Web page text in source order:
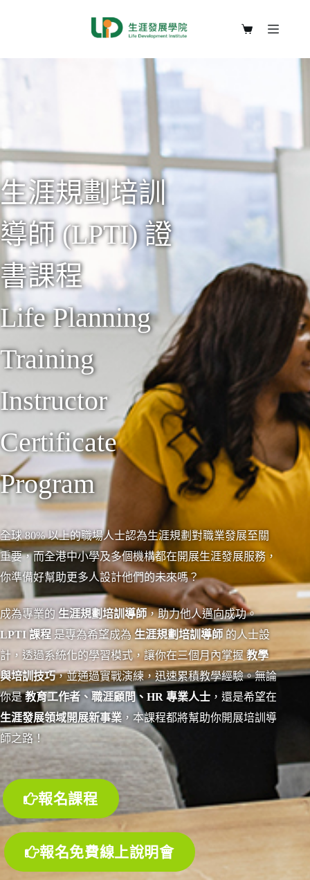
生涯規劃培訓
導師 (LPTI) 證
書課程
Life Planning
Training
Instructor
Certificate
Program
全球 80% 以上的職場人士認為生涯規劃對職業發展至關
重要，而全港中小學及多個機構都在開展生涯發展服務，
你準備好幫助更多人設計他們的未來嗎？
成為專業的 生涯規劃培訓導師，助力他人邁向成功。
LPTI 課程 是專為希望成為 生涯規劃培訓導師的人士設
計，透過系統化的學習模式，讓你在三個月內掌握 教學
與培訓技巧，並通過實戰演練，迅速累積教學經驗。無論
你是教育工作者、職涯顧問、HR 專業人士 ，還是希望在
生涯發展領域開展新事業 ，本課程都將幫助你開展培訓導
師之路！
報名課程
報名免費線上說明會